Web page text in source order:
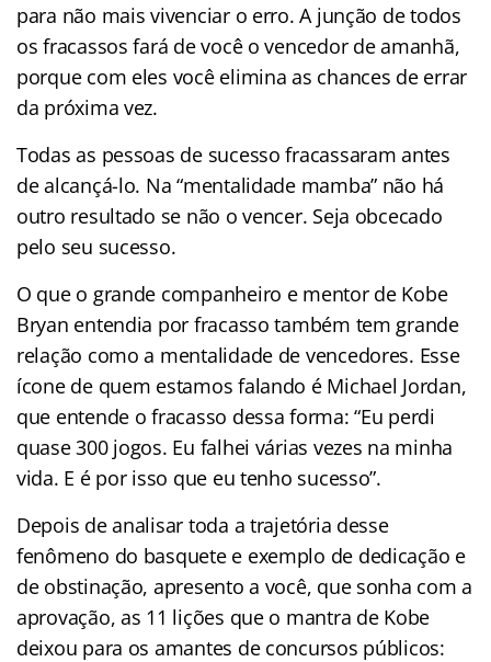
para não mais vivenciar o erro. A junção de todos
os fracassos fará de você o vencedor de amanhã,
porque com eles você elimina as chances de errar
da próxima vez.
Todas as pessoas de sucesso fracassaram antes
de alcançá-lo. Na “mentalidade mamba” não há
outro resultado se não o vencer. Seja obcecado
pelo seu sucesso.
O que o grande companheiro e mentor de Kobe
Bryan entendia por fracasso também tem grande
relação como a mentalidade de vencedores. Esse
ícone de quem estamos falando é Michael Jordan,
que entende o fracasso dessa forma: “Eu perdi
quase 300 jogos. Eu falhei várias vezes na minha
vida. E é por isso que eu tenho sucesso”.
Depois de analisar toda a trajetória desse
fenômeno do basquete e exemplo de dedicação e
de obstinação, apresento a você, que sonha com a
aprovação, as 11 lições que o mantra de Kobe
deixou para os amantes de concursos públicos: